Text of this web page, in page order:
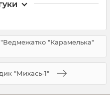
"Карамелька"
"Михась-1"